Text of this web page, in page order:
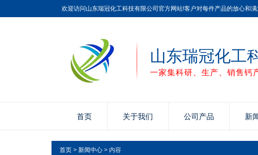
欢迎访问山东瑞冠化工科技有限公司官方网站!客户对每件产品的放心和
山东瑞冠化工
一家集科研、生产、销售钙
首页 关于我们 公司产品 新
首页 > 新闻中心 > 内容